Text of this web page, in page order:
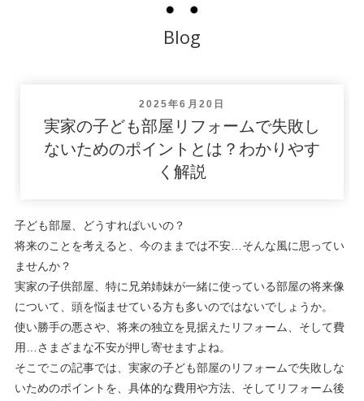
Blog
投
稿
日:
2025年6月20日
実家の子ども部屋リフォームで失敗し
ないためのポイントとは？わかりやす
く解説
子ども部屋、どうすればいいの？
将来のことを考えると、今のままでは不安…そんな風に思ってい
ませんか？
実家の子供部屋、特に兄弟姉妹が一緒に使っている部屋の将来像
について、頭を悩ませている方も多いのではないでしょうか。
使い勝手の悪さや、将来の独立を見据えたリフォーム、そして費
用…さまざまな不安が押し寄せますよね。
そこでこの記事では、実家の子ども部屋のリフォームで失敗しな
いためのポイントを、具体的な費用や方法、そしてリフォーム後